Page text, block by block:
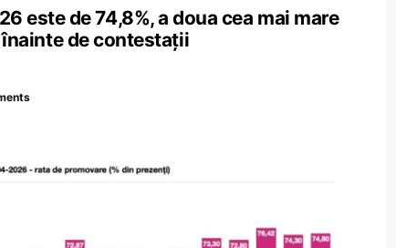
este de 74,8%, a doua cea mai mare
de contestații